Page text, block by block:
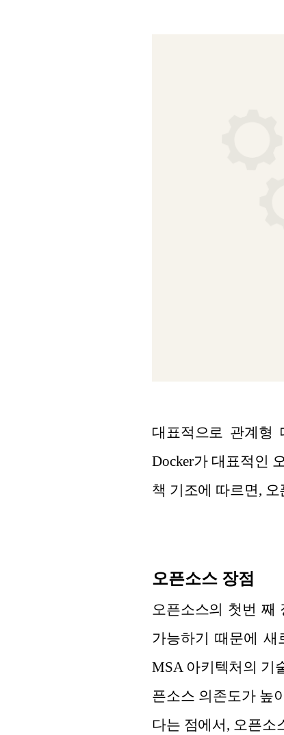
대표적으로 관계형
Docker가 대표적인
책 기조에 따르면,
오픈소스 장점
오픈소스의 첫번 째
가능하기 때문에
MSA 아키텍처의 기
픈소스 의존도가 높
다는 점에서, 오픈소